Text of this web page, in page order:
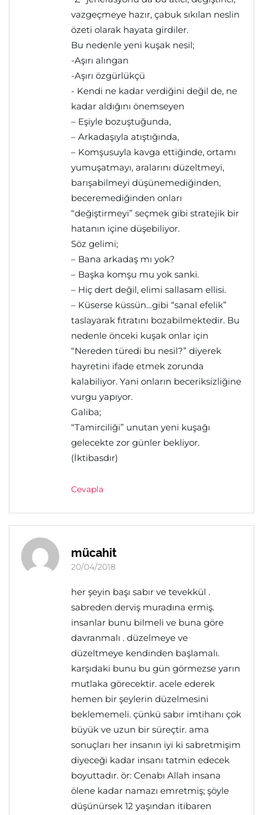
vazgeçmeye hazır, çabuk sıkılan neslin
özeti olarak hayata girdiler.
Bu nedenle yeni kuşak nesil;
-Aşırı alıngan
-Aşırı özgürlükçü
- Kendi ne kadar verdiğini değil de, ne
kadar aldığını önemseyen
– Eşiyle bozuştuğunda,
– Arkadaşıyla atıştığında,
– Komşusuyla kavga ettiğinde, ortamı
yumuşatmayı, aralarını düzeltmeyi,
barışabilmeyi düşünemediğinden,
beceremediğinden onları
“değiştirmeyi” seçmek gibi stratejik bir
hatanın içine düşebiliyor.
Söz gelimi;
– Bana arkadaş mı yok?
– Başka komşu mu yok sanki.
– Hiç dert değil, elimi sallasam ellisi.
– Küserse küssün…gibi “sanal efelik”
taslayarak fıtratını bozabilmektedir. Bu
nedenle önceki kuşak onlar için
“Nereden türedi bu nesil?” diyerek
hayretini ifade etmek zorunda
kalabiliyor. Yani onların beceriksizliğine
vurgu yapıyor.
Galiba;
“Tamirciliği” unutan yeni kuşağı
gelecekte zor günler bekliyor.
(İktibasdır)
Cevapla
mücahit
20/04/2018
her şeyin başı sabır ve tevekkül .
sabreden derviş muradına ermiş.
insanlar bunu bilmeli ve buna göre
davranmalı . düzelmeye ve
düzeltmeye kendinden başlamalı.
karşıdaki bunu bu gün görmezse yarın
mutlaka görecektir. acele ederek
hemen bir şeylerin düzelmesini
beklememeli. çünkü sabır imtihanı çok
büyük ve uzun bir süreçtir. ama
sonuçları her insanın iyi ki sabretmişim
diyeceği kadar insanı tatmin edecek
boyuttadır. ör: Cenabı Allah insana
ölene kadar namazı emretmiş; şöyle
düşünürsek 12 yaşından itibaren